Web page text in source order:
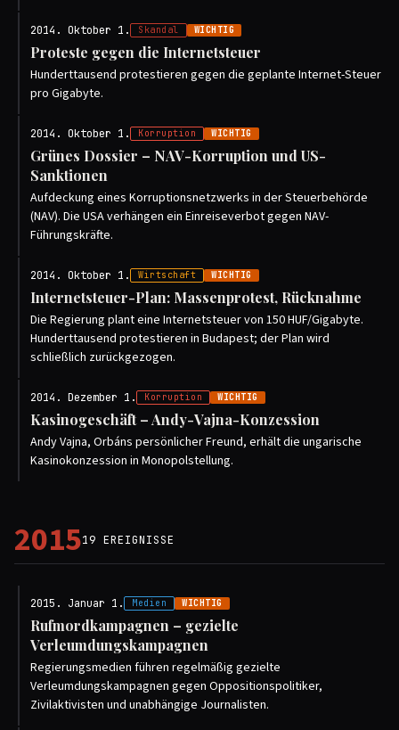
2014. Oktober 1. Skandal WICHTIG
Proteste gegen die Internetsteuer
Hunderttausend protestieren gegen die geplante Internet-Steuer
pro Gigabyte.
2014. Oktober 1. Korruption WICHTIG
Grünes Dossier – NAV-Korruption und US-
Sanktionen
Aufdeckung eines Korruptionsnetzwerks in der Steuerbehörde
(NAV). Die USA verhängen ein Einreiseverbot gegen NAV-
Führungskräfte.
2014. Oktober 1. Wirtschaft WICHTIG
Internetsteuer-Plan: Massenprotest, Rücknahme
Die Regierung plant eine Internetsteuer von 150 HUF/Gigabyte.
Hunderttausend protestieren in Budapest; der Plan wird
schließlich zurückgezogen.
2014. Dezember 1. Korruption WICHTIG
Kasinogeschäft – Andy-Vajna-Konzession
Andy Vajna, Orbáns persönlicher Freund, erhält die ungarische
Kasinokonzession in Monopolstellung.
201519 EREIGNISSE
2015. Januar 1. Medien WICHTIG
Rufmordkampagnen – gezielte
Verleumdungskampagnen
Regierungsmedien führen regelmäßig gezielte
Verleumdungskampagnen gegen Oppositionspolitiker,
Zivilaktivisten und unabhängige Journalisten.